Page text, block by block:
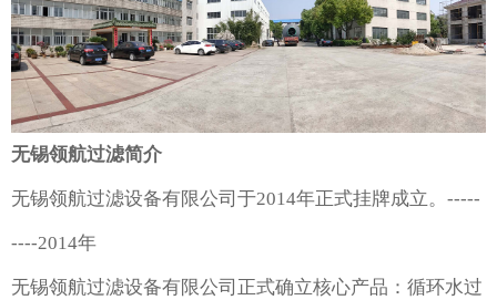
无锡领航过滤简介
无锡领航过滤设备有限公司于2014年正式挂牌成立。-----
----2014年
无锡领航过滤设备有限公司正式确立核心产品：循环水过